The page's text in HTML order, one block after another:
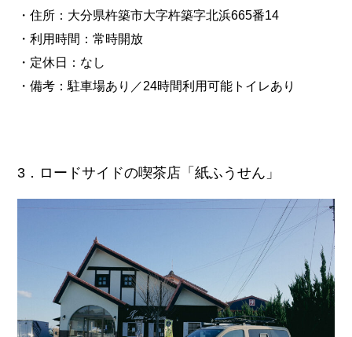
・住所：大分県杵築市大字杵築字北浜665番14
・利用時間：常時開放
・定休日：なし
・備考：駐車場あり／24時間利用可能トイレあり
3．ロードサイドの喫茶店「紙ふうせん」